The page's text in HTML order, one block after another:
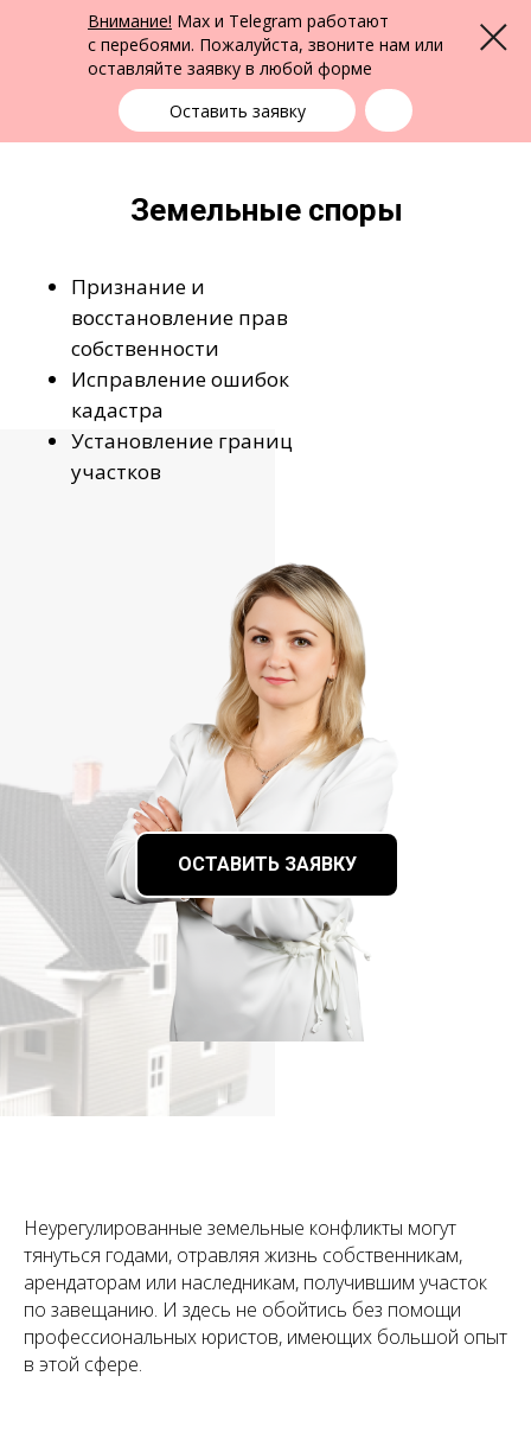
Внимание! Max и Telegram работают
с перебоями. Пожалуйста, звоните нам или
оставляйте заявку в любой форме
Оставить заявку
Меню
Юридическая помощь в Екатеринбурге
ФПК Альтернатива
Екатеринбург
выбрать город
+7 (343) 363-91-89
ОСТАВИТЬ ЗАЯВКУ
Земельные споры
Признание и
восстановление прав
собственности
Исправление ошибок
кадастра
Установление границ
участков
Неурегулированные земельные конфликты могут
тянуться годами, отравляя жизнь собственникам,
арендаторам или наследникам, получившим участок
по завещанию. И здесь не обойтись без помощи
профессиональных юристов, имеющих большой опыт
в этой сфере.